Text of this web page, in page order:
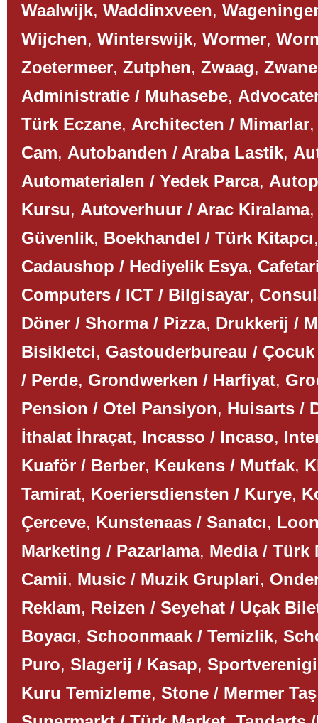
Waalwijk, Waddinxveen,
Wijchen, Winterswijk, Wormer,
Zoetermeer, Zutphen, Zwaag,
Administratie / Muhasebe,
Türk Eczane, Architecten / Mimarlar
Cam, Autobanden / Araba Lastik,
Automaterialen / Yedek Parca,
Kursu, Autoverhuur / Arac Kiralama
Güvenlik, Boekhandel / Türk Kitapcı
Cadaushop / Hediyelik Esya,
Computers / ICT / Bilgisayar,
Döner / Shorma / Pizza, Drukkerij /
Bisikletci, Gastouderbureau / Çocuk
/ Perde, Grondwerken / Harfiyat,
Pension / Otel Pansiyon, Huisarts /
İthalat İhraçat, Incasso / Incaso,
Kuaför / Berber, Keukens / Mutfak,
Tamirat, Koeriersdiensten / Kurye,
Çerceve, Kunstenaas / Sanatcı,
Marketing / Pazarlama, Media / Türk
Camii, Music / Muzik Gruplari,
Reklam, Reizen / Seyehat / Uçak
Boyacı, Schoonmaak / Temizlik,
Puro, Slagerij / Kasap,
Kuru Temizleme, Stone / Mermer Taş